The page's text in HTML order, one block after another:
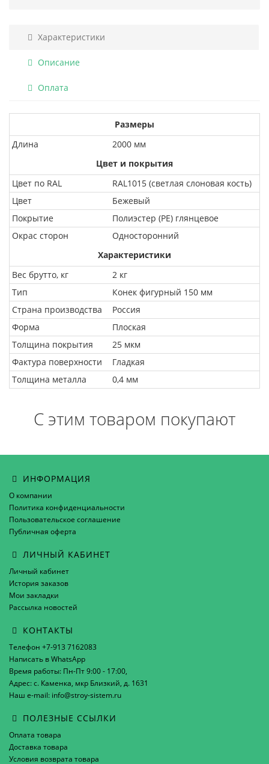
Характеристики
Описание
Оплата
Размеры
Длина
2000 мм
Цвет и покрытия
Цвет по RAL
RAL1015 (светлая слоновая кость)
Цвет
Бежевый
Покрытие
Полиэстер (PE) глянцевое
Окрас сторон
Односторонний
Характеристики
Вес брутто, кг
2 кг
Тип
Конек фигурный 150 мм
Страна производства
Россия
Форма
Плоская
Толщина покрытия
25 мкм
Фактура поверхности
Гладкая
Толщина металла
0,4 мм
С этим товаром покупают
ИНФОРМАЦИЯ
О компании
Политика конфиденциальности
Пользовательское соглашение
Публичная оферта
ЛИЧНЫЙ КАБИНЕТ
Личный кабинет
История заказов
Мои закладки
Рассылка новостей
КОНТАКТЫ
Телефон +7-913 7162083
Написать в WhatsApp
Время работы: Пн-Пт 9:00 - 17:00,
Адрес: с. Каменка, мкр Близкий, д. 1631
Наш e-mail: info@stroy-sistem.ru
ПОЛЕЗНЫЕ ССЫЛКИ
Оплата товара
Доставка товара
Условия возврата товара